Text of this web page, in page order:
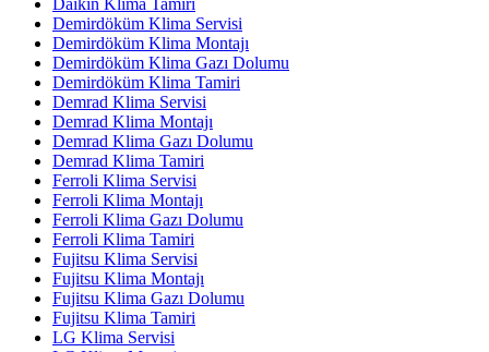
Daikin Klima Tamiri
Demirdöküm Klima Servisi
Demirdöküm Klima Montajı
Demirdöküm Klima Gazı Dolumu
Demirdöküm Klima Tamiri
Demrad Klima Servisi
Demrad Klima Montajı
Demrad Klima Gazı Dolumu
Demrad Klima Tamiri
Ferroli Klima Servisi
Ferroli Klima Montajı
Ferroli Klima Gazı Dolumu
Ferroli Klima Tamiri
Fujitsu Klima Servisi
Fujitsu Klima Montajı
Fujitsu Klima Gazı Dolumu
Fujitsu Klima Tamiri
LG Klima Servisi